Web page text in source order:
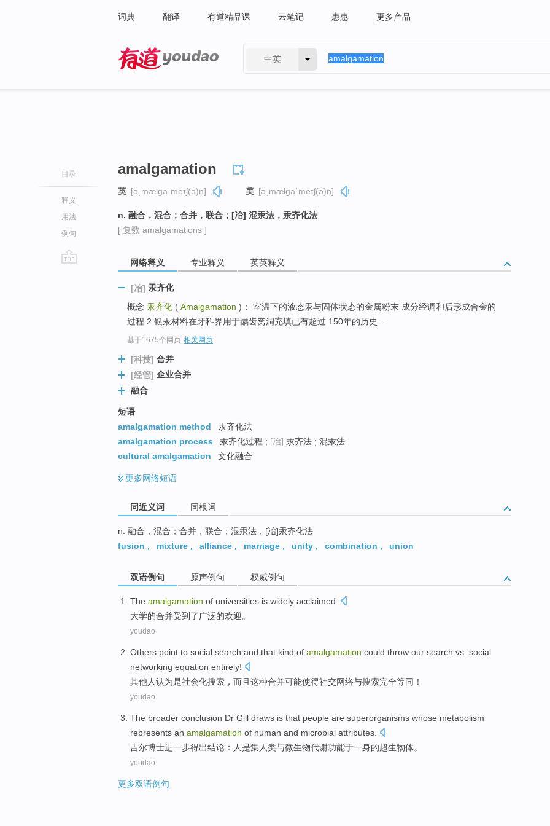
词典 翻译 有道精品课 云笔记 惠惠 更多产品
中英
目录
释义
用法
例句
amalgamation
英 [əˌmælɡəˈmeɪʃ(ə)n] 美 [əˌmælɡəˈmeɪʃ(ə)n]
n. 融合，混合；合并，联合；[冶] 混汞法，汞齐化法
[ 复数 amalgamations ]
网络释义 专业释义 英英释义
[冶] 汞齐化
概念 汞齐化 ( Amalgamation )： 室温下的液态汞与固体状态的金属粉末 成分经调和后形成合金的
过程 2 银汞材料在牙科界用于龋齿窝洞充填已有超过 150年的历史...
基于1675个网页-相关网页
[科技] 合并
[经管] 企业合并
融合
短语
amalgamation method
汞齐化法
amalgamation process
汞齐化过程 ; [冶] 汞齐法 ; 混汞法
cultural amalgamation
文化融合
更多网络短语
同近义词 同根词
n. 融合，混合；合并，联合；混汞法，[冶]汞齐化法
fusion , mixture , alliance , marriage , unity , combination , union
双语例句 原声例句 权威例句
The amalgamation of universities is widely acclaimed.
大学的合并受到 了广泛的欢迎。
youdao
Others point to social search and that kind of amalgamation could throw our search vs. social
networking equation entirely!
其他人认为是社会化搜索 ， 而且 这种合并可能使得社交网络与搜索完全等同 ！
youdao
The broader conclusion Dr Gill draws is that people are superorganisms whose metabolism
represents an amalgamation of human and microbial attributes.
吉尔博士进一步得出结论 ： 人是集人类与微生物代谢功能于一身的超生物体。
youdao
更多双语例句